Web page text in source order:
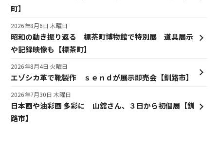
町】
昭和の動き振り返る 標茶町博物館で特別展 道具展示
や記録映像も【標茶町】
2026年8月6日 木曜日
エゾシカ革で靴製作 ｓｅｎｄが展示即売会【釧路市】
2026年8月4日 火曜日
日本画や油彩画 多彩に 山舘さん、３日から初個展【釧
路市】
2026年7月30日 木曜日